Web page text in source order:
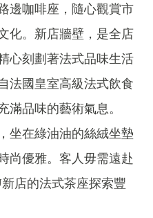
邊咖啡座，隨心觀賞市
化。新店牆壁，是全店
心刻劃著法式品味生活
法國皇室高級法式飲食
品味的藝術氣息。
坐在綠油油的絲絨坐墊
尚優雅。客人毋需遠赴
店的法式茶座探索豐